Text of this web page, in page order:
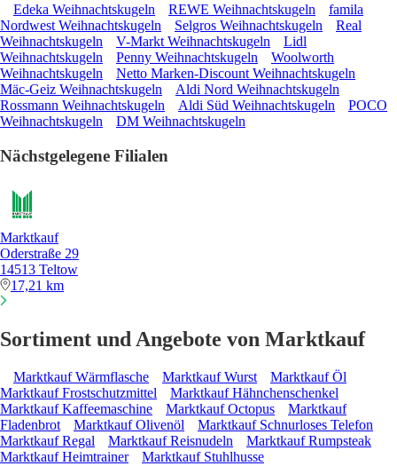
Edeka Weihnachtskugeln REWE Weihnachtskugeln
famila
Nordwest Weihnachtskugeln
Selgros Weihnachtskugeln
Real
Weihnachtskugeln
V-Markt Weihnachtskugeln
Lidl
Weihnachtskugeln
Penny Weihnachtskugeln
Woolworth
Weihnachtskugeln
Netto Marken-Discount Weihnachtskugeln
Mäc-Geiz Weihnachtskugeln
Aldi Nord Weihnachtskugeln
Rossmann Weihnachtskugeln
Aldi Süd Weihnachtskugeln
POCO
Weihnachtskugeln
DM Weihnachtskugeln
Nächstgelegene Filialen
Marktkauf
Oderstraße 29
14513 Teltow
17,21 km
Sortiment und Angebote von Marktkauf
Marktkauf Wärmflasche Marktkauf Wurst
Marktkauf Öl
Marktkauf Frostschutzmittel
Marktkauf Hähnchenschenkel
Marktkauf Kaffeemaschine
Marktkauf Octopus
Marktkauf
Fladenbrot
Marktkauf Olivenöl
Marktkauf Schnurloses Telefon
Marktkauf Regal
Marktkauf Reisnudeln
Marktkauf Rumpsteak
Marktkauf Heimtrainer
Marktkauf Stuhlhusse